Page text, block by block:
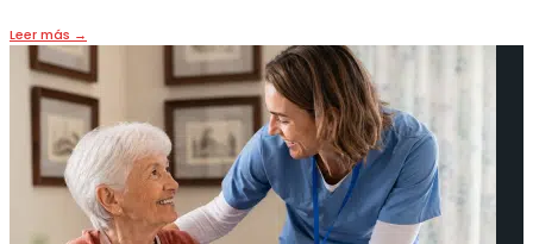
Leer más →